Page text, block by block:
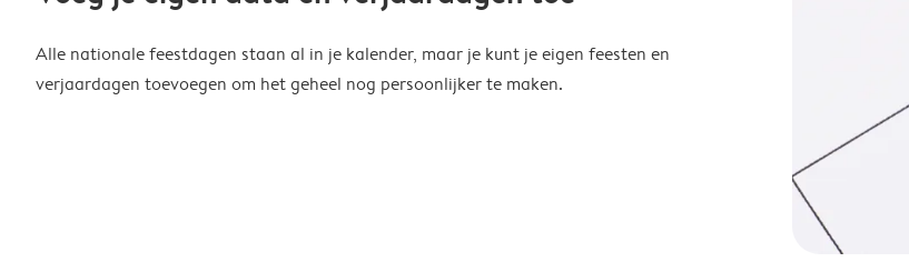
Alle nationale feestdagen staan al in je kalender, maar je kunt je eigen feesten en
verjaardagen toevoegen om het geheel nog persoonlijker te maken.